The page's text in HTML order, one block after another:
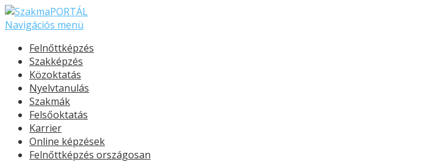
Navigációs menü
Felnőttképzés
Szakképzés
Közoktatás
Nyelvtanulás
Szakmák
Felsőoktatás
Karrier
Online képzések
Felnőttképzés országosan